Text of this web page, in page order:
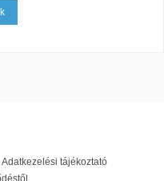
Adatkezelési tájékoztató